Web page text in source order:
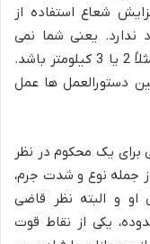
شعاع استفاده از
بیشتر از 1000 متر وجود ندارد. یعنی شما نمی
توانید درخواست دهید که شعاع ترددتان مثلاً 2 یا 3 کیلومتر باشد.
دستورالعمل ها عمل
برای یک محکوم در نظر
جمله نوع و شدت جرم،
او و البته نظر قاضی
یکی از نقاط قوت